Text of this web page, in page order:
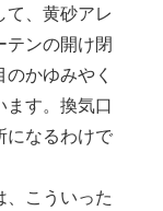
、黄砂アレ
テンの開け閉
かゆみやく
ます。換気口
になるわけで
、こういった